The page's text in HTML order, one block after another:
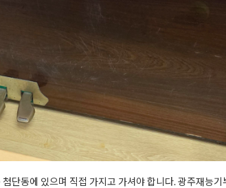
동에 있으며 직접 가지고 가셔야 합니다. 광주재능